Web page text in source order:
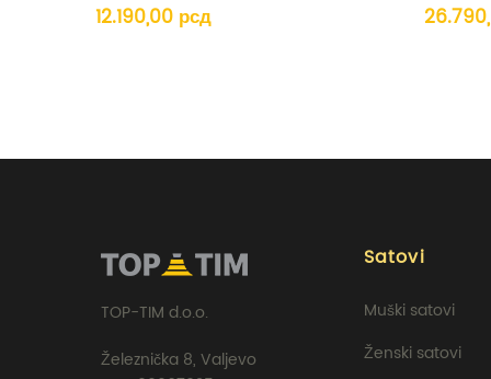
Garancija mehanizma
12.190,00 рсд
TOP-TIM d.o.o.
Železnička 8, Valjevo
Satovi
Muški satovi
Ženski satovi